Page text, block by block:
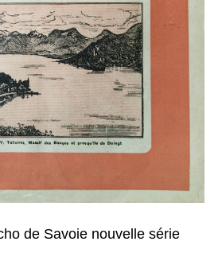
de Savoie nouvelle série